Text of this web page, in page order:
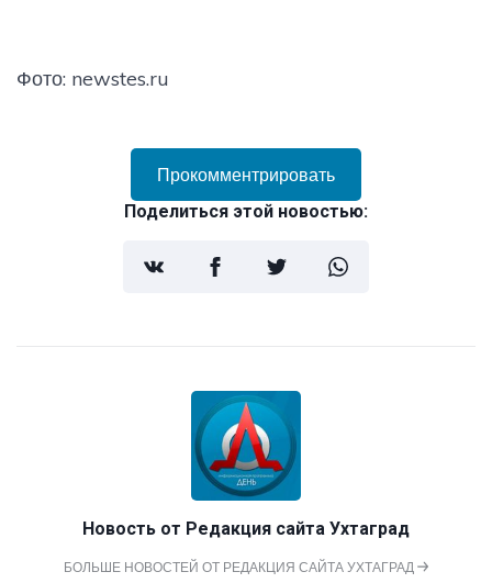
Фото: newstes.ru
Прокомментрировать
Поделиться этой новостью:
Новость от Редакция сайта Ухтаград
БОЛЬШЕ НОВОСТЕЙ ОТ РЕДАКЦИЯ САЙТА УХТАГРАД